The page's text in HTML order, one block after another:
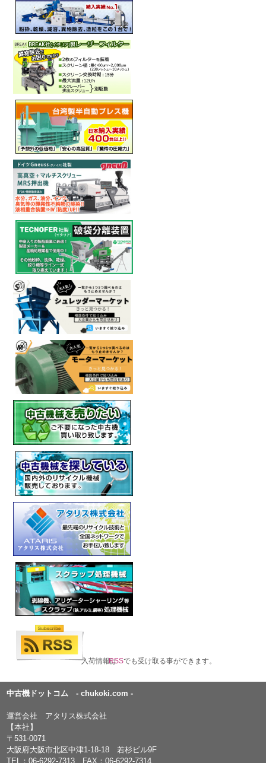
入荷情報はRSSでも受け取る事ができます。
中古機ドットコム - chukoki.com -
運営会社 アタリス株式会社
【本社】
〒531-0071
大阪府大阪市北区中津1-18-18 若杉ビル9F
TEL：06-6292-7313 FAX：06-6292-7314